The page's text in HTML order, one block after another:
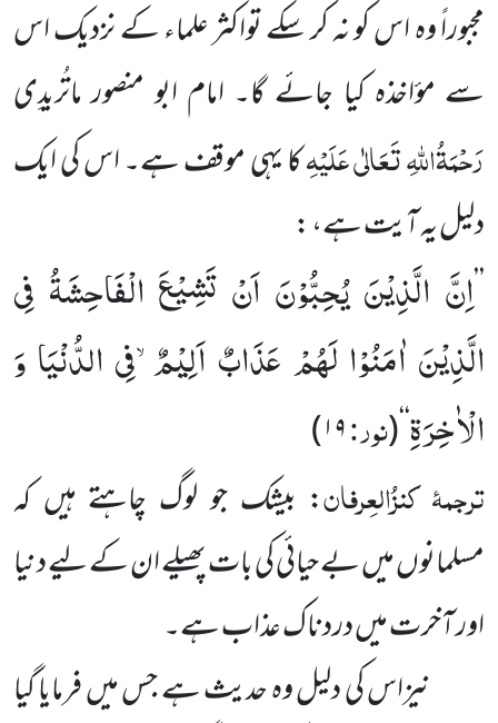
مجبوراً وہ اس کو نہ کر سکے تواکثر علماء کے نزدیک اس
سے مؤاخذہ کیا جائے گا۔ امام ابو منصور ماتُریدِی
رَحْمَۃُاللہِ تَعَالٰی عَلَیْہِکا یہی موقف ہے۔ اس کی ایک
دلیل یہ آیت ہے، :
’’اِنَّ الَّذِیْنَ یُحِبُّوْنَ اَنْ تَشِیْعَ الْفَاحِشَةُ فِی
الَّذِیْنَ اٰمَنُوْا لَهُمْ عَذَابٌ اَلِیْمٌۙ-فِی الدُّنْیَا وَ
الْاٰخِرَةِ‘‘
(نور:۱۹)
ترجمۂکنزُالعِرفان: بیشک جو لوگ چاہتے ہیں کہ
مسلمانوں میں بے حیائی کی بات پھیلے ان کے لیے دنیا
اور آخرت میں دردناک عذاب ہے۔
نیزاس کی دلیل وہ حدیث ہے جس میں فرمایا گیا